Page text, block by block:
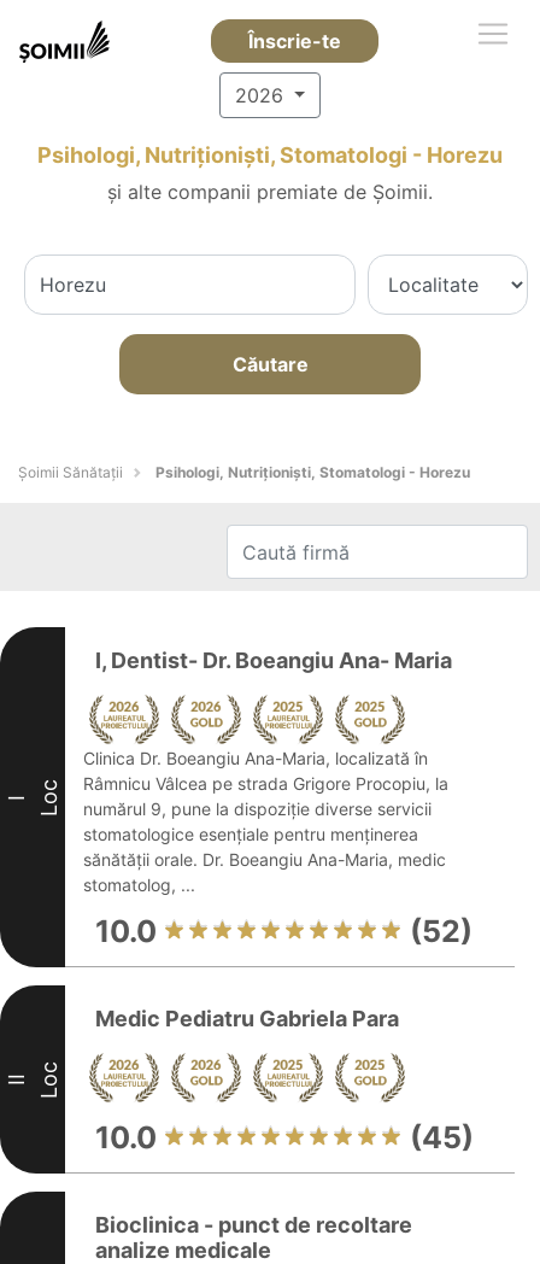
Înscrie-te
2026
Psihologi, Nutriționiști, Stomatologi - Horezu
și alte companii premiate de Șoimii.
Căutare
Şoimii Sănătații Psihologi, Nutriționiști, Stomatologi - Horezu
I Loc
I, Dentist- Dr. Boeangiu Ana- Maria
Clinica Dr. Boeangiu Ana-Maria, localizată în
Râmnicu Vâlcea pe strada Grigore Procopiu, la
numărul 9, pune la dispoziție diverse servicii
stomatologice esențiale pentru menținerea
sănătății orale. Dr. Boeangiu Ana-Maria, medic
stomatolog, ...
10.0 (52)
II Loc
Medic Pediatru Gabriela Para
10.0 (45)
Bioclinica - punct de recoltare
analize medicale